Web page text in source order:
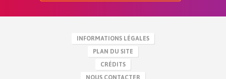
INFORMATIONS LÉGALES
PLAN DU SITE
CRÉDITS
NOUS CONTACTER